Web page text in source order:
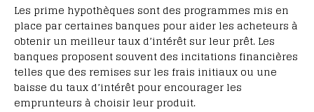
Les prime hypothèques sont des programmes mis en
place par certaines banques pour aider les acheteurs à
obtenir un meilleur taux d’intérêt sur leur prêt. Les
banques proposent souvent des incitations financières
telles que des remises sur les frais initiaux ou une
baisse du taux d’intérêt pour encourager les
emprunteurs à choisir leur produit.